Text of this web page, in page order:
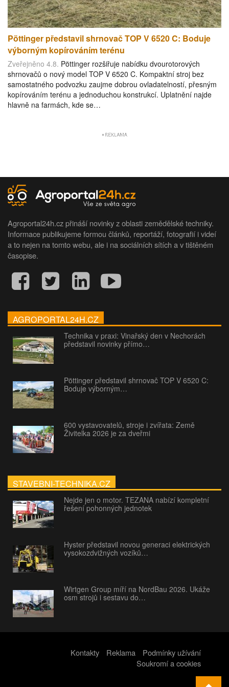
Pöttinger představil shrnovač TOP V 6520 C: Boduje
výborným kopírováním terénu
Zveřejněno 4.8. Pöttinger rozšiřuje nabídku dvourotorových
shrnovačů o nový model TOP V 6520 C. Kompaktní stroj bez
samostatného podvozku zaujme dobrou ovladatelností, přesným
kopírováním terénu a jednoduchou konstrukcí. Uplatnění najde
hlavně na farmách, kde se…
Agroportal24h.cz přináší novinky z oblasti zemědělské techniky.
Informace publikujeme formou článků, reportáží, fotografií i videí
a to nejen na tomto webu, ale i na sociálních sítích a v tištěném
časopise.
AGROPORTAL24H.CZ
Technika v praxi: Vinařský den v Nechorách
představil novinky přímo…
Pöttinger představil shrnovač TOP V 6520 C:
Boduje výborným…
600 vystavovatelů, stroje i zvířata: Země
Živitelka 2026 je za dveřmi
STAVEBNI-TECHNIKA.CZ
Nejde jen o motor. TEZANA nabízí kompletní
řešení pohonných jednotek
Hyster představil novou generaci elektrických
vysokozdvižných vozíků…
Wirtgen Group míří na NordBau 2026. Ukáže
osm strojů i sestavu do…
Kontakty Reklama
Podmínky užívání
Soukromí a cookies